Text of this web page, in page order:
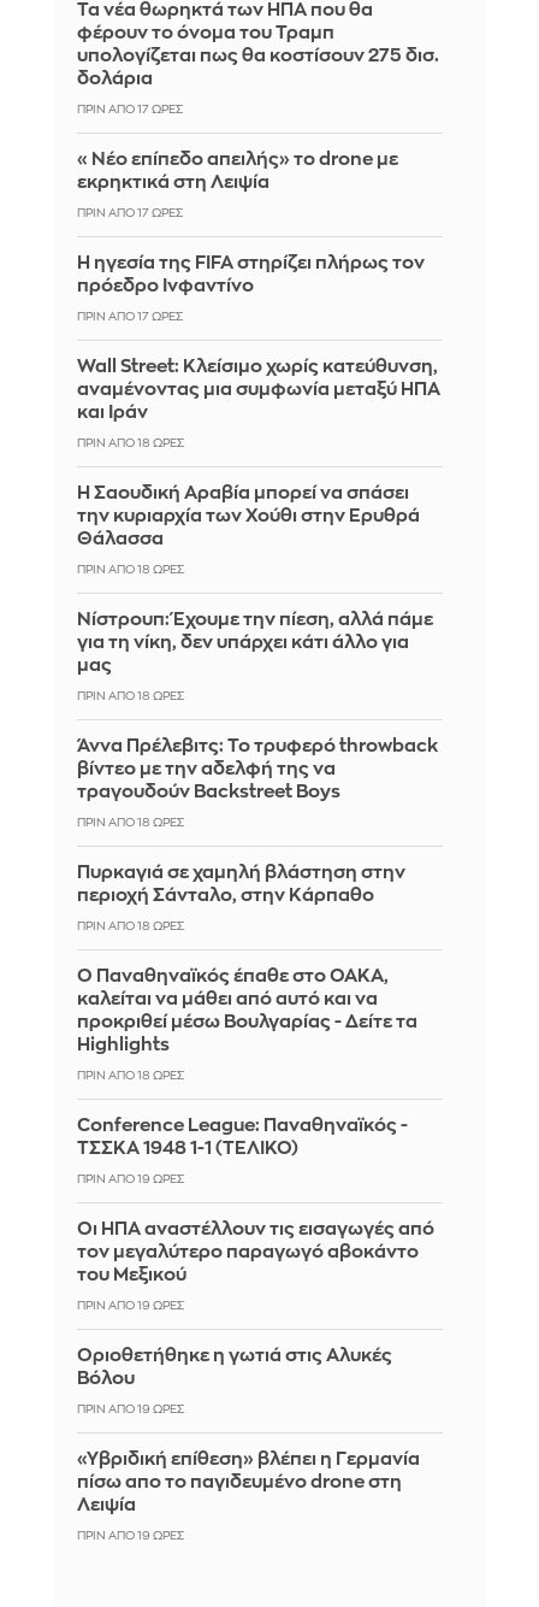
Τα νέα θωρηκτά των ΗΠΑ που θα
φέρουν το όνομα του Τραμπ
υπολογίζεται πως θα κοστίσουν 275 δισ.
δολάρια
ΠΡΙΝ ΑΠΌ 17 ΏΡΕΣ
«Νέο επίπεδο απειλής» το drone με
εκρηκτικά στη Λειψία
ΠΡΙΝ ΑΠΌ 17 ΏΡΕΣ
Η ηγεσία της FIFA στηρίζει πλήρως τον
πρόεδρο Ινφαντίνο
ΠΡΙΝ ΑΠΌ 17 ΏΡΕΣ
Wall Street: Κλείσιμο χωρίς κατεύθυνση,
αναμένοντας μια συμφωνία μεταξύ ΗΠΑ
και Ιράν
ΠΡΙΝ ΑΠΌ 18 ΏΡΕΣ
Η Σαουδική Αραβία μπορεί να σπάσει
την κυριαρχία των Χούθι στην Ερυθρά
Θάλασσα
ΠΡΙΝ ΑΠΌ 18 ΏΡΕΣ
Νίστρουπ: Έχουμε την πίεση, αλλά πάμε
για τη νίκη, δεν υπάρχει κάτι άλλο για
μας
ΠΡΙΝ ΑΠΌ 18 ΏΡΕΣ
Άννα Πρέλεβιτς: Το τρυφερό throwback
βίντεο με την αδελφή της να
τραγουδούν Backstreet Boys
ΠΡΙΝ ΑΠΌ 18 ΏΡΕΣ
Πυρκαγιά σε χαμηλή βλάστηση στην
περιοχή Σάνταλο, στην Κάρπαθο
ΠΡΙΝ ΑΠΌ 18 ΏΡΕΣ
Ο Παναθηναϊκός έπαθε στο ΟΑΚΑ,
καλείται να μάθει από αυτό και να
προκριθεί μέσω Βουλγαρίας - Δείτε τα
Highlights
ΠΡΙΝ ΑΠΌ 18 ΏΡΕΣ
Conference League: Παναθηναϊκός -
ΤΣΣΚΑ 1948 1-1 (ΤΕΛΙΚΟ)
ΠΡΙΝ ΑΠΌ 19 ΏΡΕΣ
Οι ΗΠΑ αναστέλλουν τις εισαγωγές από
τον μεγαλύτερο παραγωγό αβοκάντο
του Μεξικού
ΠΡΙΝ ΑΠΌ 19 ΏΡΕΣ
Οριοθετήθηκε η γωτιά στις Αλυκές
Βόλου
ΠΡΙΝ ΑΠΌ 19 ΏΡΕΣ
«Υβριδική επίθεση» βλέπει η Γερμανία
πίσω απο το παγιδευμένο drone στη
Λειψία
ΠΡΙΝ ΑΠΌ 19 ΏΡΕΣ